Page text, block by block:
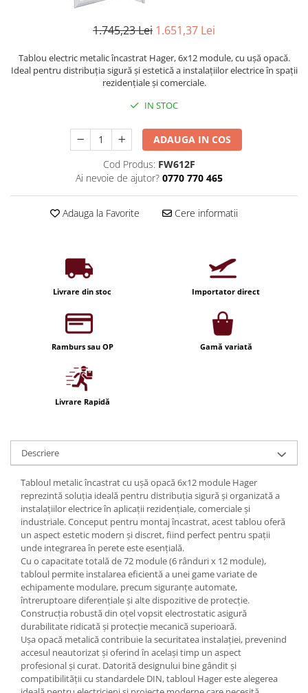
Becuri LED Decor
Becuri LED Smart
Becuri LED cu filament
Corpuri de emergenta
Uncategorized
Profil banda LED
Iluminat festiv
Fotosenzori si Senzori de miscare
Sina Magnetica Slim LIMBO
Iluminat decorativ de Craciun
Priza exterior
1.745,23 Lei 1.651,37 Lei
Tablou electric metalic încastrat Hager, 6x12 module, cu ușă opacă.
Ideal pentru distribuția sigură și estetică a instalațiilor electrice în spații
rezidențiale și comerciale.
IN STOC
ADAUGA IN COS
Cod Produs: FW612F
Ai nevoie de ajutor? 0770 770 465
Adauga la Favorite Cere informatii
Livrare din stoc Importator direct
Ramburs sau OP Gamă variată
Livrare Rapidă
Descriere
Tabloul metalic încastrat cu ușă opacă 6x12 module Hager
reprezintă soluția ideală pentru distribuția sigură și organizată a
instalațiilor electrice în aplicații rezidențiale, comerciale și
industriale. Conceput pentru montaj încastrat, acest tablou oferă
un aspect estetic modern și discret, fiind perfect pentru spații
unde integrarea în perete este esențială.
Cu o capacitate totală de 72 module (6 rânduri x 12 module),
tabloul permite instalarea eficientă a unei game variate de
echipamente modulare, precum siguranțe automate,
întreruptoare diferențiale și alte dispozitive de protecție.
Construcția robustă din oțel vopsit electrostatic asigură
durabilitate ridicată și protecție mecanică superioară.
Ușa opacă metalică contribuie la securitatea instalației, prevenind
accesul neautorizat și oferind în același timp un aspect
profesional și curat. Datorită designului bine gândit și
compatibilității cu standardele DIN, tabloul Hager este alegerea